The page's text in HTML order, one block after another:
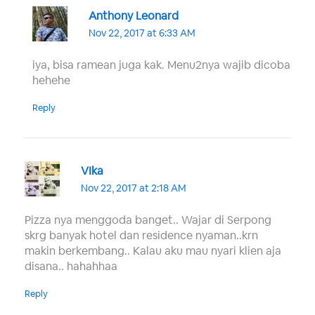
Anthony Leonard
Nov 22, 2017 at 6:33 AM
iya, bisa ramean juga kak. Menu2nya wajib dicoba
hehehe
Reply
VIka
Nov 22, 2017 at 2:18 AM
Pizza nya menggoda banget.. Wajar di Serpong
skrg banyak hotel dan residence nyaman..krn
makin berkembang.. Kalau aku mau nyari klien aja
disana.. hahahhaa
Reply